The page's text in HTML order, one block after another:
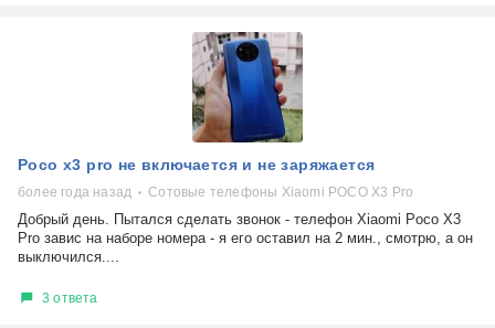
Poco x3 pro не включается и не заряжается
более года назад Сотовые телефоны Xiaomi POCO X3 Pro
Добрый день. Пытался сделать звонок - телефон Xiaomi Poco X3
Pro завис на наборе номера - я его оставил на 2 мин., смотрю, а он
выключился....
3 ответа